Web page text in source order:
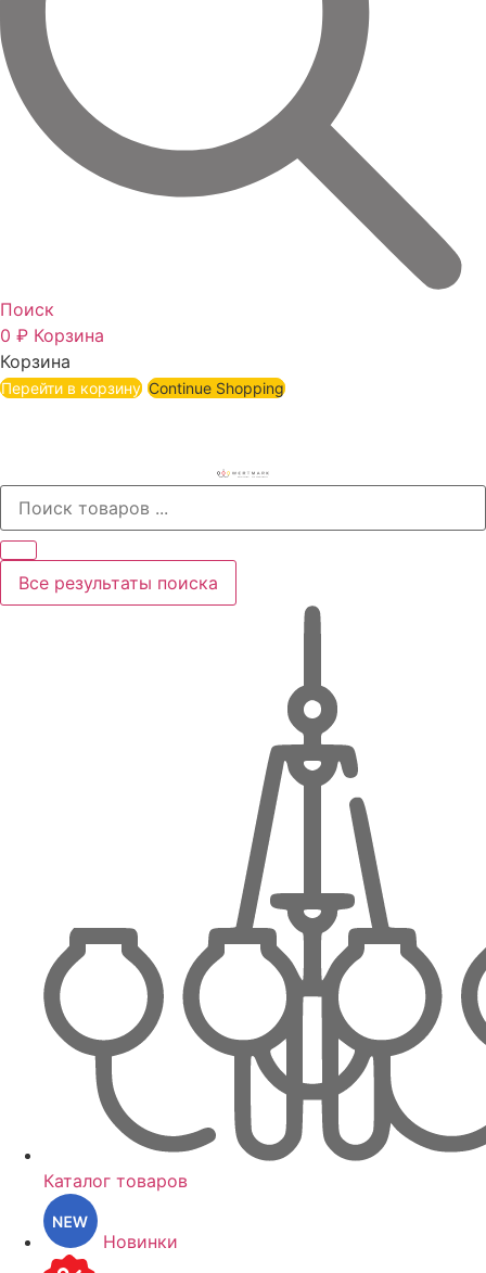
Поиск
0 ₽ Корзина
Корзина
Перейти в корзину Continue Shopping
Все результаты поиска
Каталог товаров
Новинки